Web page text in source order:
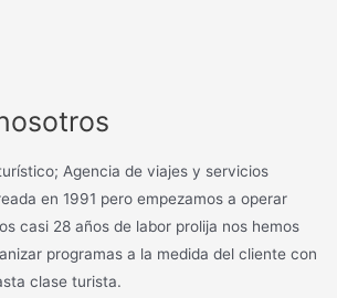
Agencia de viajes y servicios
en 1991 pero empezamos a operar
casi 28 años de labor prolija nos hemos
programas a la medida del cliente con
clase turista.